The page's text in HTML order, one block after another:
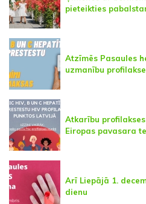
pieteikties
Atzīmēs Pasaules
uzmanību
Atkarību
Eiropas pavasara
Arī Liepājā 1.
dienu